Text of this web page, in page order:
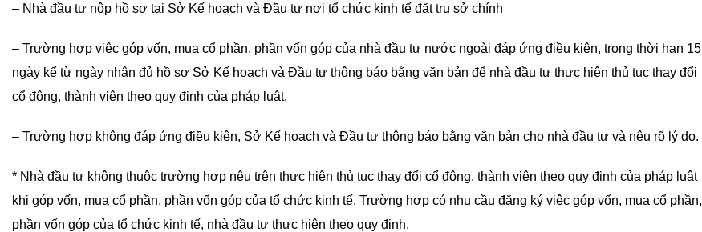
– Nhà đầu tư nộp hồ sơ tại Sở Kế hoạch và Đầu tư nơi tổ chức kinh tế đặt trụ sở chính
– Trường hợp việc góp vốn, mua cổ phần, phần vốn góp của nhà đầu tư nước ngoài đáp ứng điều kiện, trong thời hạn 15
ngày kể từ ngày nhận đủ hồ sơ Sở Kế hoạch và Đầu tư thông báo bằng văn bản để nhà đầu tư thực hiện thủ tục thay đổi
cổ đông, thành viên theo quy định của pháp luật.
– Trường hợp không đáp ứng điều kiện, Sở Kế hoạch và Đầu tư thông báo bằng văn bản cho nhà đầu tư và nêu rõ lý do.
* Nhà đầu tư không thuộc trường hợp nêu trên thực hiện thủ tục thay đổi cổ đông, thành viên theo quy định của pháp luật
khi góp vốn, mua cổ phần, phần vốn góp của tổ chức kinh tế. Trường hợp có nhu cầu đăng ký việc góp vốn, mua cổ phần,
phần vốn góp của tổ chức kinh tế, nhà đầu tư thực hiện theo quy định.